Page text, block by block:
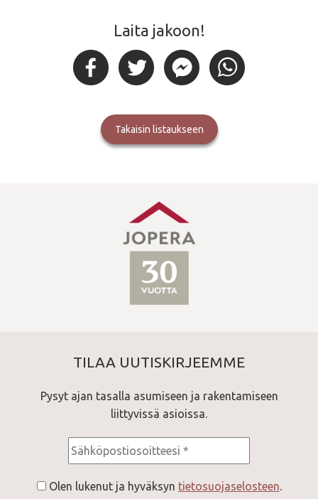
Laita jakoon!
takaisin listaukseen
TILAA UUTISKIRJEEMME
Pysyt ajan tasalla asumiseen ja rakentamiseen
liittyvissä asioissa.
Consent *
Olen lukenut ja hyväksyn tietosuojaselosteen